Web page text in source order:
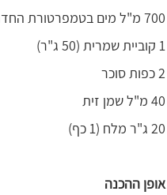
700 מ"ל מים בטמפרטורת החדר
1 קוביית שמרית (50 ג"ר)
2 כפות סוכר
40 מ"ל שמן זית
20 ג"ר מלח (1 כף)
אופן ההכנה